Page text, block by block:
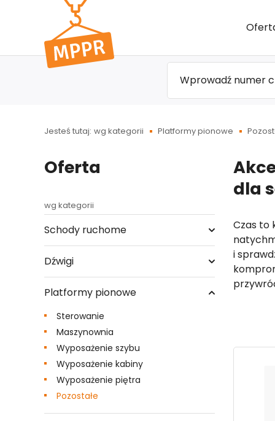
do menu
głównego
Jesteś tutaj: wg kategorii Platformy pionowe
Oferta
wg kategorii
Schody ruchome
Dźwigi
Platformy pionowe
Sterowanie
Maszynownia
Wyposażenie szybu
Wyposażenie kabiny
Wyposażenie piętra
Pozostałe
dla
Czas to
i